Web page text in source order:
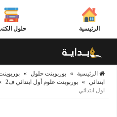
الرئيسية حلول
الرئيسية » بوربوينت حلول »
ابتدائي » بوربوينت علوم أول ابتدائي ف2
اول ابتدائي